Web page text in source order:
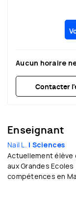
Aucun horaire
Contacter
Enseignant
Nail L. | Sciences
Actuellement élève
aux Grandes
compétences en